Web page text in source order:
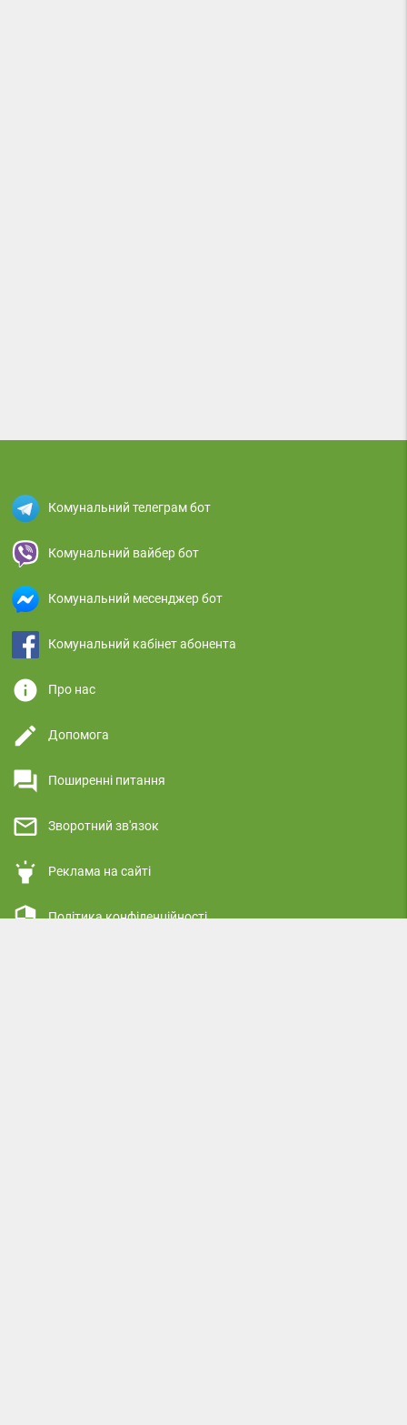
Комунальний телеграм бот
Комунальний вайбер бот
Комунальний месенджер бот
Комунальний кабінет абонента
info Про нас
edit Допомога
question_answer Поширенні питання
mail_outline Зворотний зв'язок
highlight Реклама на сайті
security Політика конфіденційності